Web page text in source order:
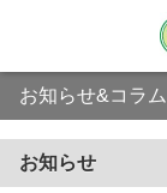
お知らせ&コラム
お知らせ